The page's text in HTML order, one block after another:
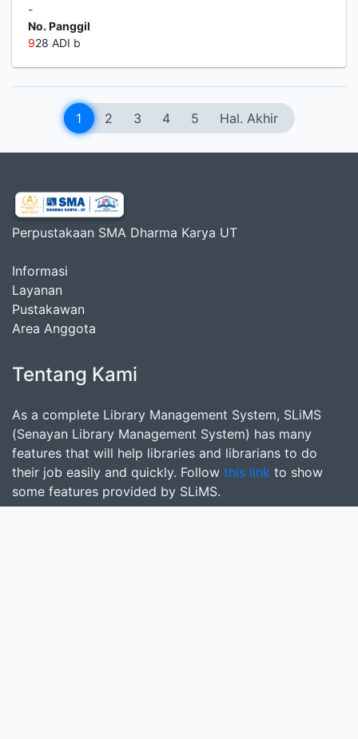
-
No. Panggil
928 ADI b
1 2 3 4 5 Hal. Akhir
Perpustakaan SMA Dharma Karya UT
Informasi
Layanan
Pustakawan
Area Anggota
Tentang Kami
As a complete Library Management System, SLiMS
(Senayan Library Management System) has many
features that will help libraries and librarians to do
their job easily and quickly. Follow this link to show
some features provided by SLiMS.